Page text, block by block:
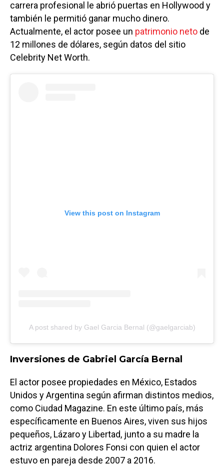
carrera profesional le abrió puertas en Hollywood y
también le permitió ganar mucho dinero.
Actualmente, el actor posee un patrimonio neto de
12 millones de dólares, según datos del sitio
Celebrity Net Worth.
View this post on Instagram
A post shared by Gael Garcia Bernal (@gaelgarciab)
Inversiones de Gabriel García Bernal
El actor posee propiedades en México, Estados
Unidos y Argentina según afirman distintos medios,
como Ciudad Magazine. En este último país, más
específicamente en Buenos Aires, viven sus hijos
pequeños, Lázaro y Libertad, junto a su madre la
actriz argentina Dolores Fonsi con quien el actor
estuvo en pareja desde 2007 a 2016.